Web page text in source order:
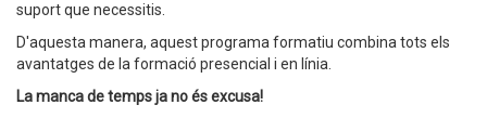
suport que necessitis.
D'aquesta manera, aquest programa formatiu combina tots els
avantatges de la formació presencial i en línia.
La manca de temps ja no és excusa!